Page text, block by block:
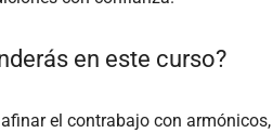
en este curso?
afinar el contrabajo con